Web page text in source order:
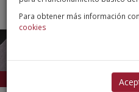
Para obtener más información
cookies